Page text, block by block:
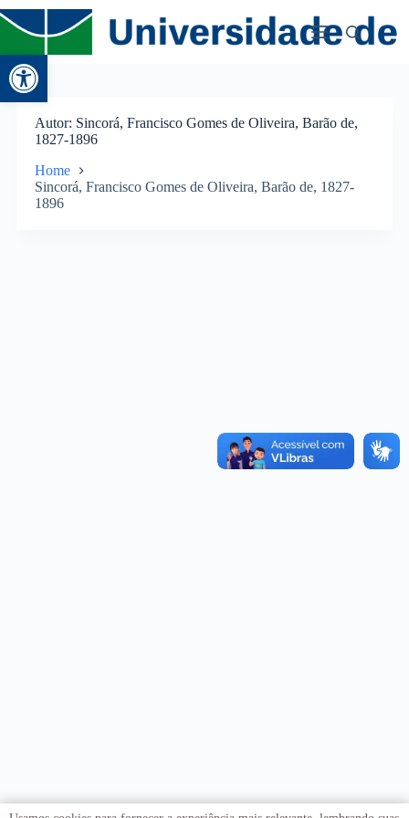
Abrir a barra de ferramentas
Autor Sincorá, Francisco Gomes de Oliveira, Barão de,
1827-1896
Home
Sincorá, Francisco Gomes de Oliveira, Barão de, 1827-
1896